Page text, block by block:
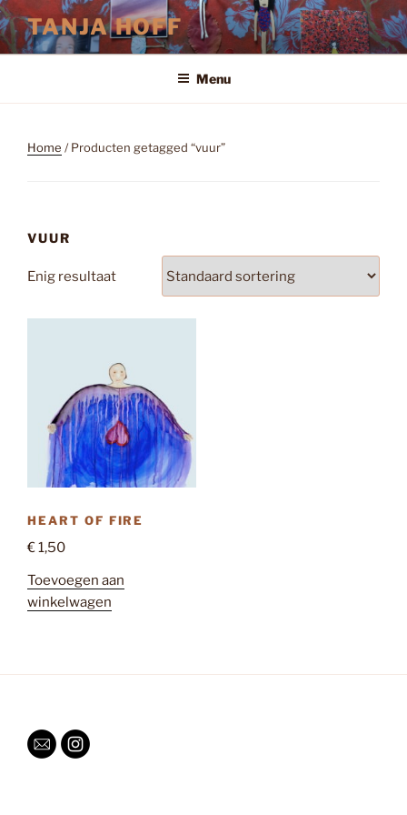
Ga
naar
de
TANJA HOFF
Menu
Home / Producten getagged “vuur”
VUUR
Enig resultaat
HEART OF FIRE
€1,50
Toevoegen aan
winkelwagen